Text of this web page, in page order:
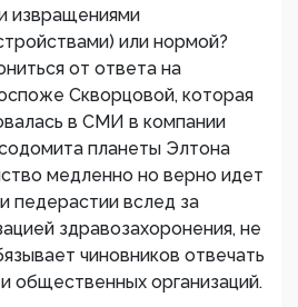
извращениями
или нормой?
от ответа на
Скворцовой, которая
в СМИ в компании
планеты Элтона
медленно но верно идет
педерастии вслед за
здравозахоронения, не
чиновников отвечать
общественных организаций.